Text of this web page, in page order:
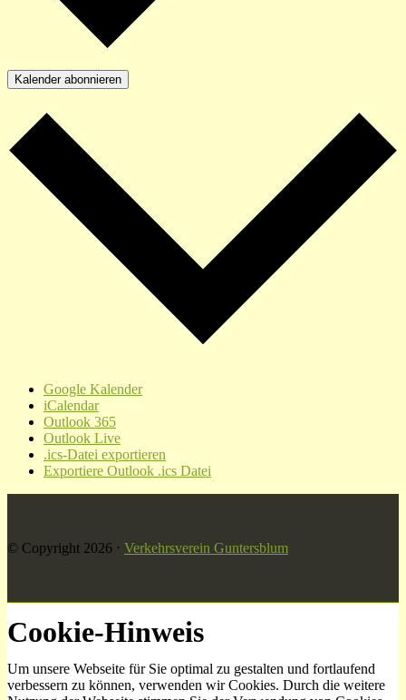
Kalender abonnieren
Google Kalender
iCalendar
Outlook 365
Outlook Live
.ics-Datei exportieren
Exportiere Outlook .ics Datei
© Copyright 2026 ⋅ Verkehrsverein Guntersblum
Cookie-Hinweis
Um unsere Webseite für Sie optimal zu gestalten und fortlaufend
verbessern zu können, verwenden wir Cookies. Durch die weitere